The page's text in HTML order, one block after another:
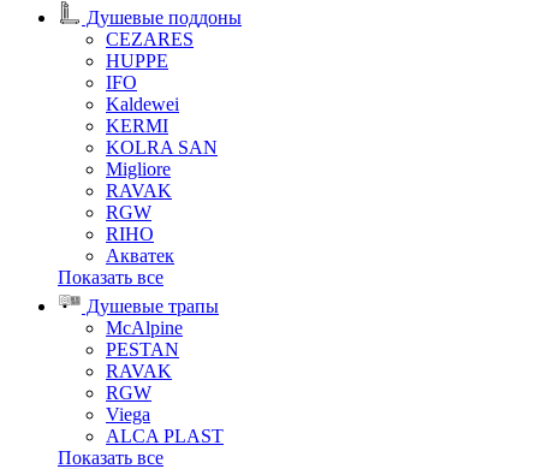
Душевые поддоны
CEZARES
HUPPE
IFO
Kaldewei
KERMI
KOLRA SAN
Migliore
RAVAK
RGW
RIHO
Акватек
Показать все
Душевые трапы
McAlpine
PESTAN
RAVAK
RGW
Viega
АLCA PLAST
Показать все